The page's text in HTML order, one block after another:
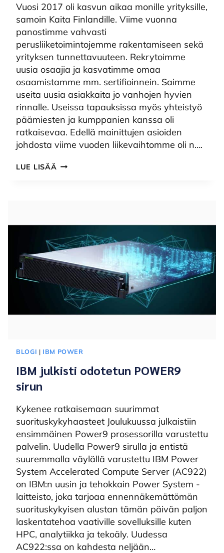
Vuosi 2017 oli kasvun aikaa monille yrityksille,
samoin Kaita Finlandille. Viime vuonna
panostimme vahvasti
perusliiketoimintojemme rakentamiseen sekä
yrityksen tunnettavuuteen. Rekrytoimme
uusia osaajia ja kasvatimme omaa
osaamistamme mm. sertifioinnein. Saimme
useita uusia asiakkaita jo vanhojen hyvien
rinnalle. Useissa tapauksissa myös yhteistyö
päämiesten ja kumppanien kanssa oli
ratkaisevaa. Edellä mainittujen asioiden
johdosta viime vuoden liikevaihtomme oli n….
LUE LISÄÄ VAHVA
BLOGI | IBM POWER
IBM julkisti odotetun POWER9
sirun
Kykenee ratkaisemaan suurimmat
suorituskykyhaasteet Joulukuussa julkaistiin
ensimmäinen Power9 prosessorilla varustettu
palvelin. Uudella Power9 sirulla ja entistä
suuremmalla väylällä varustettu IBM Power
System Accelerated Compute Server (AC922)
on IBM:n uusin ja tehokkain Power System -
laitteisto, joka tarjoaa ennennäkemättömän
suorituskykyisen alustan tämän päivän paljon
laskentatehoa vaativille sovelluksille kuten
HPC, analytiikka ja tekoäly. Uudessa
AC922:ssa on kahdesta neljään…